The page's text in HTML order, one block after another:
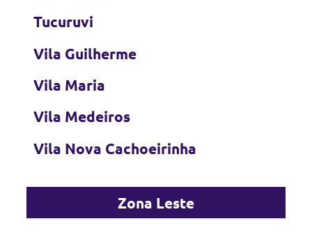
Tucuruvi
Vila Guilherme
Vila Maria
Vila Medeiros
Vila Nova Cachoeirinha
Zona Leste